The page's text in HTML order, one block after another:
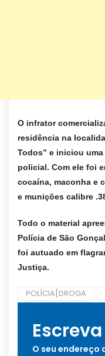
O infrator
residência na
Todos” e iniciou
policial. Com ele foi
cocaína, maconha e
e munições calibre
Todo o material
Polícia de São
foi autuado em
Justiça.
POLÍCIA[DROGA
O seu endereço